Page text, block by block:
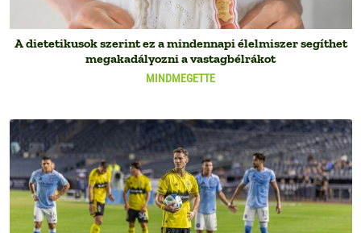
MINDMEGETTE
A dietetikusok szerint ez a mindennapi élelmiszer segíthet
megakadályozni a vastagbélrákot